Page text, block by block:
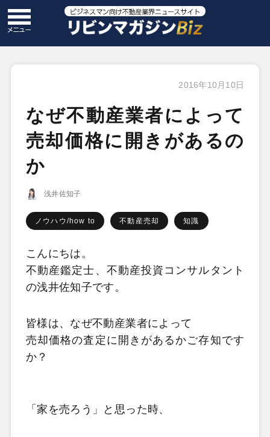
2016年10月10日
なぜ不動産業者によって
売却価格に開きがあるの
か
浅井佐知子
ノウハウ/how to 不動産売却 知識
こんにちは。
不動産鑑定士、不動産投資コンサルタント
の浅井佐知子です。
皆様は、なぜ不動産業者によって
売却価格の査定に開きがあるかご存知です
か？
「家を売ろう」と思った時、